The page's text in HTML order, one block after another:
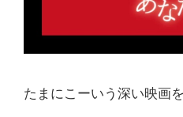
たまにこーいう深い映画